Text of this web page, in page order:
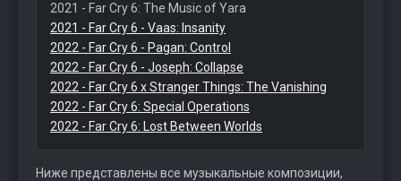
2021 - Far Cry 6: The Music of Yara
2021 - Far Cry 6 - Vaas: Insanity
2022 - Far Cry 6 - Pagan: Control
2022 - Far Cry 6 - Joseph: Collapse
2022 - Far Cry 6 x Stranger Things: The Vanishing
2022 - Far Cry 6: Special Operations
2022 - Far Cry 6: Lost Between Worlds
Ниже представлены все музыкальные композиции,